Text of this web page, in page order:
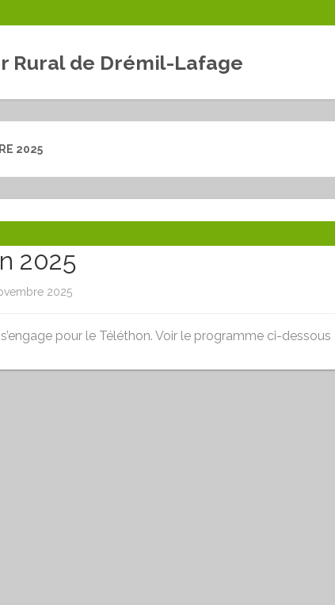
Rural de Drémil-Lafage
2025
2025
2025
pour le Téléthon. Voir le programme ci-dessous